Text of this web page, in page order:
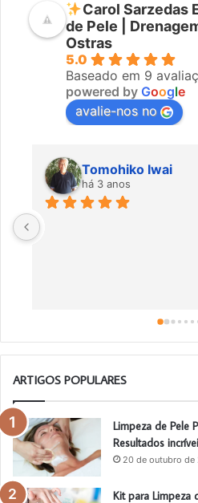
Carol Sarzedas
de Pele |
Ostras
5.0
Baseado em 9
powered by Google
avalie-nos no
Tomohiko Iwai
há 3 anos
ARTIGOS POPULARES
Limpeza de Pele
Resultados
20 de outubro de
Kit para Limpeza